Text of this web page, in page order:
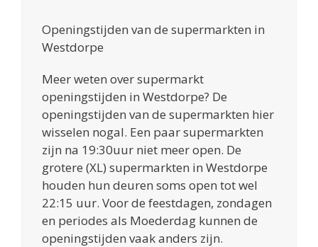
Openingstijden van de supermarkten in
Westdorpe
Meer weten over supermarkt
openingstijden in Westdorpe? De
openingstijden van de supermarkten hier
wisselen nogal. Een paar supermarkten
zijn na 19:30uur niet meer open. De
grotere (XL) supermarkten in Westdorpe
houden hun deuren soms open tot wel
22:15 uur. Voor de feestdagen, zondagen
en periodes als Moederdag kunnen de
openingstijden vaak anders zijn.